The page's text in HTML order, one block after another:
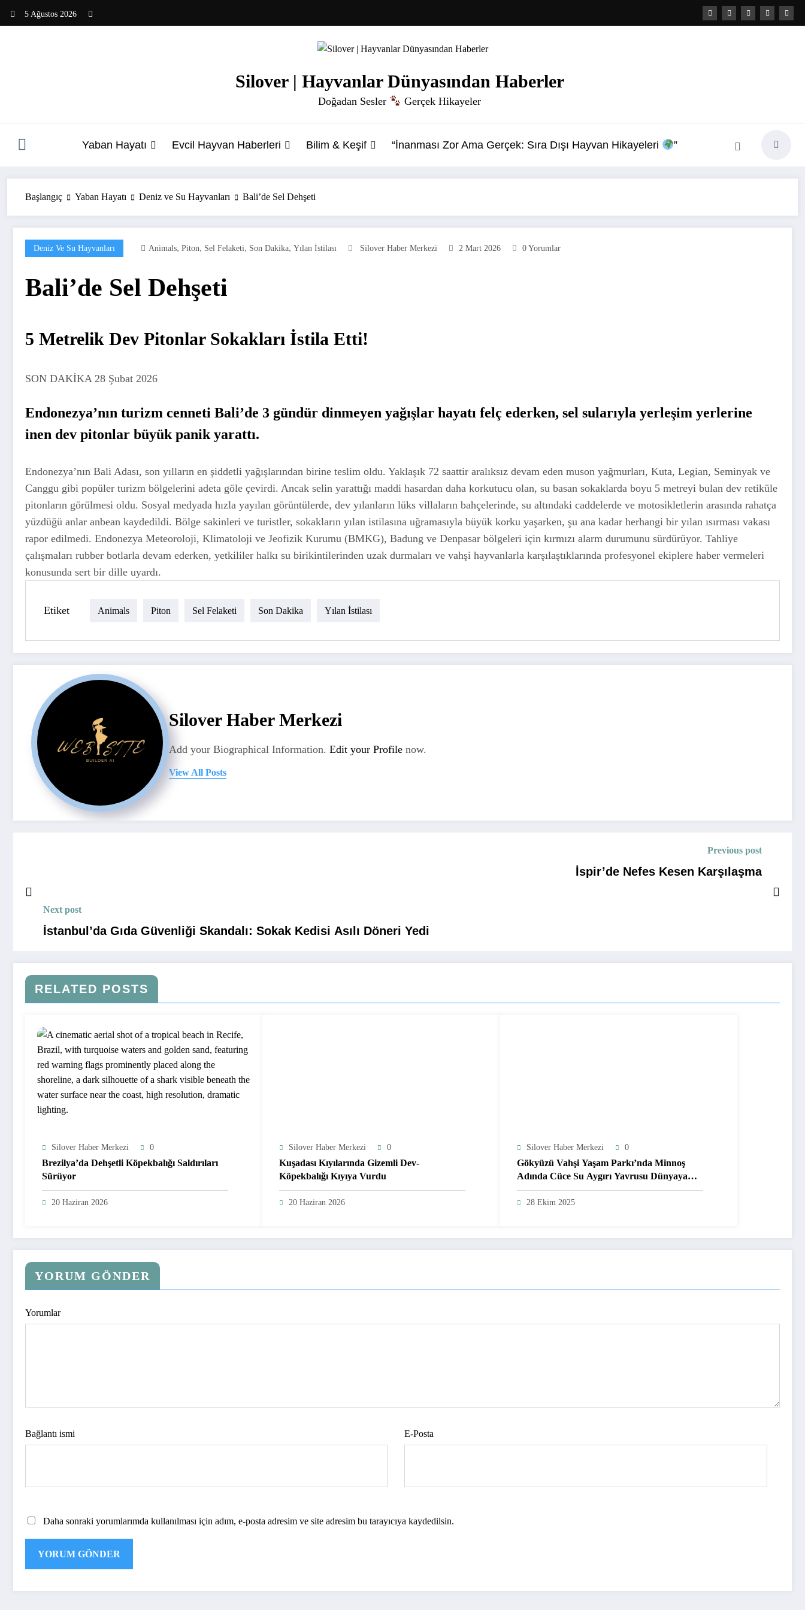
5 Ağustos 2026
Silover | Hayvanlar Dünyasından Haberler
Doğadan Sesler Gerçek Hikayeler
Yaban Hayatı Evcil Hayvan Haberleri Bilim & Keşif “İnanması Zor Ama Gerçek: Sıra Dışı Hayvan Hikayeleri ”
Başlangıç Yaban Hayatı Deniz ve Su Hayvanları Bali’de Sel Dehşeti
Deniz Ve Su Hayvanları Animals, Piton, Sel Felaketi, Son Dakika, Yılan İstilası Silover Haber Merkezi 2 Mart 2026 0 Yorumlar
Bali’de Sel Dehşeti
5 Metrelik Dev Pitonlar Sokakları İstila Etti!
SON DAKİKA 28 Şubat 2026
Endonezya’nın turizm cenneti Bali’de 3 gündür dinmeyen yağışlar hayatı felç ederken, sel sularıyla yerleşim yerlerine
inen dev pitonlar büyük panik yarattı.
Endonezya’nın Bali Adası, son yılların en şiddetli yağışlarından birine teslim oldu. Yaklaşık 72 saattir aralıksız devam eden muson yağmurları, Kuta, Legian, Seminyak ve
Canggu gibi popüler turizm bölgelerini adeta göle çevirdi. Ancak selin yarattığı maddi hasardan daha korkutucu olan, su basan sokaklarda boyu 5 metreyi bulan dev retiküle
pitonların görülmesi oldu. Sosyal medyada hızla yayılan görüntülerde, dev yılanların lüks villaların bahçelerinde, su altındaki caddelerde ve motosikletlerin arasında rahatça
yüzdüğü anlar anbean kaydedildi. Bölge sakinleri ve turistler, sokakların yılan istilasına uğramasıyla büyük korku yaşarken, şu ana kadar herhangi bir yılan ısırması vakası
rapor edilmedi. Endonezya Meteoroloji, Klimatoloji ve Jeofizik Kurumu (BMKG), Badung ve Denpasar bölgeleri için kırmızı alarm durumunu sürdürüyor. Tahliye
çalışmaları rubber botlarla devam ederken, yetkililer halkı su birikintilerinden uzak durmaları ve vahşi hayvanlarla karşılaştıklarında profesyonel ekiplere haber vermeleri
konusunda sert bir dille uyardı.
Etiket Animals Piton Sel Felaketi Son Dakika Yılan İstilası
Silover Haber Merkezi
Add your Biographical Information. Edit your Profile now.
View All Posts
Previous post
İspir’de Nefes Kesen Karşılaşma
Next post
İstanbul’da Gıda Güvenliği Skandalı: Sokak Kedisi Asılı Döneri Yedi
RELATED POSTS
Silover Haber Merkezi 0
Brezilya’da Dehşetli Köpekbalığı Saldırıları
Sürüyor
20 Haziran 2026
Silover Haber Merkezi 0
Kuşadası Kıyılarında Gizemli Dev-
Köpekbalığı Kıyıya Vurdu
20 Haziran 2026
Silover Haber Merkezi 0
Gökyüzü Vahşi Yaşam Parkı’nda Minnoş
Adında Cüce Su Aygırı Yavrusu Dünyaya
Geldi! İşte Minik Mucizenin Detayları!
28 Ekim 2025
YORUM GÖNDER
Yorumlar
Bağlantı ismi E-Posta
Daha sonraki yorumlarımda kullanılması için adım, e-posta adresim ve site adresim bu tarayıcıya kaydedilsin.